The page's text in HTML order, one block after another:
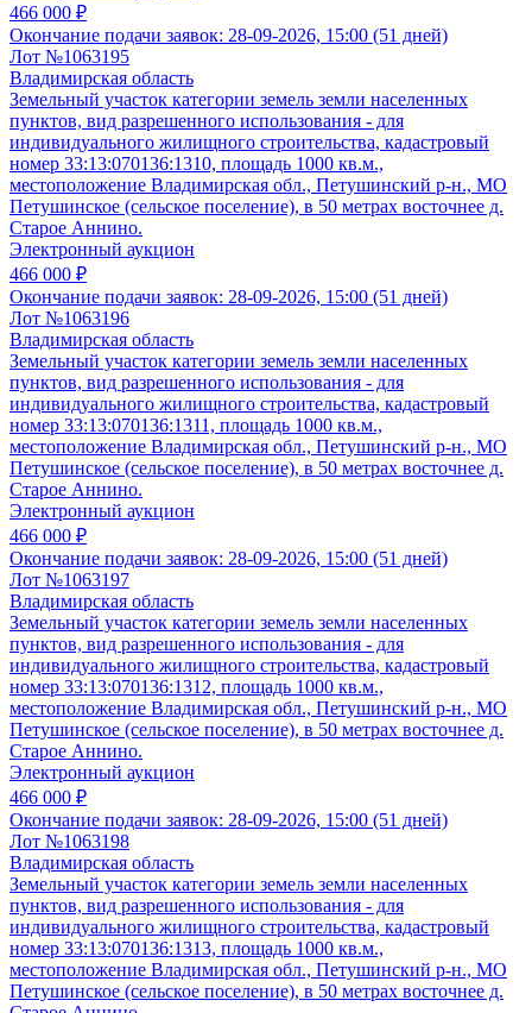
466 000 ₽
Окончание подачи заявок: 28-09-2026, 15:00 (51 дней)
Лот №1063195
Владимирская область
Земельный участок категории земель земли населенных
пунктов, вид разрешенного использования - для
индивидуального жилищного строительства, кадастровый
номер 33:13:070136:1310, площадь 1000 кв.м.,
местоположение Владимирская обл., Петушинский р-н., МО
Петушинское (сельское поселение), в 50 метрах восточнее д.
Старое Аннино.
Электронный аукцион
466 000 ₽
Окончание подачи заявок: 28-09-2026, 15:00 (51 дней)
Лот №1063196
Владимирская область
Земельный участок категории земель земли населенных
пунктов, вид разрешенного использования - для
индивидуального жилищного строительства, кадастровый
номер 33:13:070136:1311, площадь 1000 кв.м.,
местоположение Владимирская обл., Петушинский р-н., МО
Петушинское (сельское поселение), в 50 метрах восточнее д.
Старое Аннино.
Электронный аукцион
466 000 ₽
Окончание подачи заявок: 28-09-2026, 15:00 (51 дней)
Лот №1063197
Владимирская область
Земельный участок категории земель земли населенных
пунктов, вид разрешенного использования - для
индивидуального жилищного строительства, кадастровый
номер 33:13:070136:1312, площадь 1000 кв.м.,
местоположение Владимирская обл., Петушинский р-н., МО
Петушинское (сельское поселение), в 50 метрах восточнее д.
Старое Аннино.
Электронный аукцион
466 000 ₽
Окончание подачи заявок: 28-09-2026, 15:00 (51 дней)
Лот №1063198
Владимирская область
Земельный участок категории земель земли населенных
пунктов, вид разрешенного использования - для
индивидуального жилищного строительства, кадастровый
номер 33:13:070136:1313, площадь 1000 кв.м.,
местоположение Владимирская обл., Петушинский р-н., МО
Петушинское (сельское поселение), в 50 метрах восточнее д.